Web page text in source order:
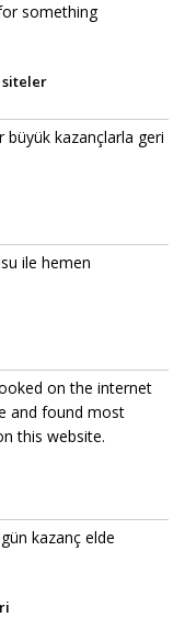
something
siteler
büyük kazançlarla geri
ile hemen
on the internet
and found most
this website.
kazanç elde